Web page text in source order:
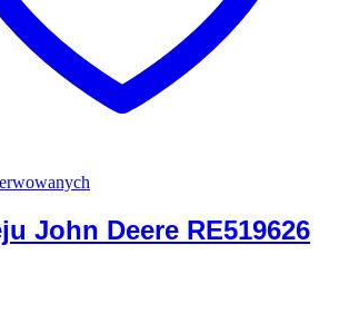
John Deere RE519626